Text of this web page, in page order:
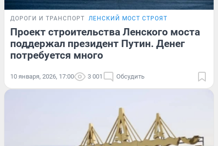
ДОРОГИ И ТРАНСПОРТ ЛЕНСКИЙ МОСТ СТРОЯТ
Проект строительства Ленского моста
поддержал президент Путин. Денег
потребуется много
10 января, 2026, 17:00 3 001 Обсудить